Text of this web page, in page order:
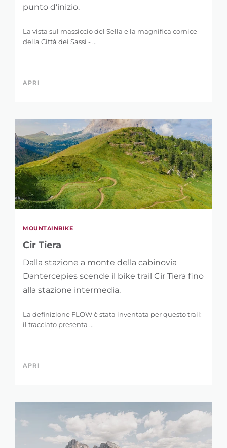
RAFFINA LA
RICERCA
0 km
48 km
DISLIVELLO
4.775 m
punto d‘inizio.
La vista sul massiccio del Sella e la magnifica cornice
della Città dei Sassi - ...
APRI
MOUNTAINBIKE
Cir Tiera
Dalla stazione a monte della cabinovia
Dantercepies scende il bike trail Cir Tiera fino
alla stazione intermedia.
La definizione FLOW è stata inventata per questo trail:
il tracciato presenta ...
APRI